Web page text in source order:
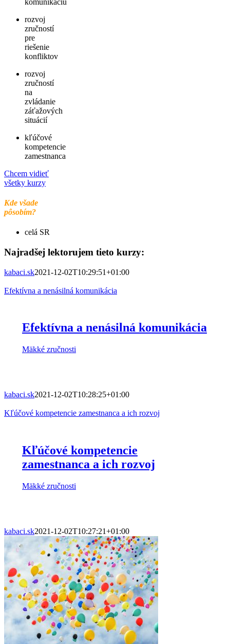
rozvoj
zručností
pre
riešenie
konfliktov
rozvoj
zručností
na
zvládanie
záťažových
situácií
kľúčové
kompetencie
zamestnanca
Chcem vidieť
všetky kurzy
Kde všade
pôsobím?
celá SR
Najradšej lektorujem tieto kurzy:
kabaci.sk2021-12-02T10:29:51+01:00
Efektívna a nenásilná komunikácia
Efektívna a nenásilná komunikácia
Mäkké zručnosti
kabaci.sk2021-12-02T10:28:25+01:00
Kľúčové kompetencie zamestnanca a ich rozvoj
Kľúčové kompetencie
zamestnanca a ich rozvoj
Mäkké zručnosti
kabaci.sk2021-12-02T10:27:21+01:00